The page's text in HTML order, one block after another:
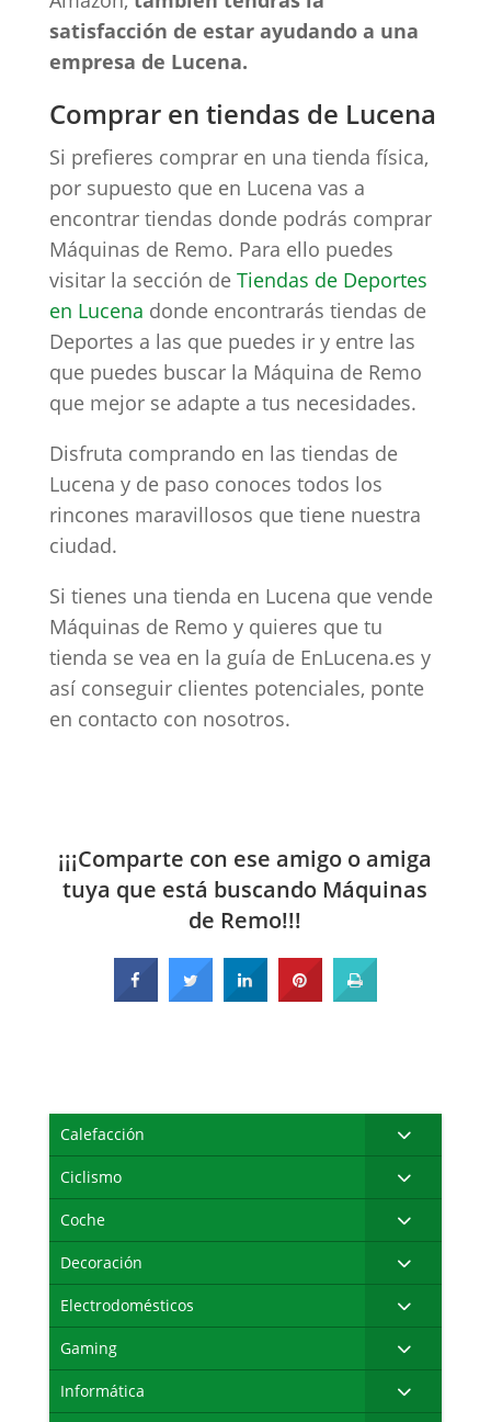
satisfacción de estar ayudando a una
empresa de Lucena.
Comprar en tiendas de Lucena
Si prefieres comprar en una tienda física,
por supuesto que en Lucena vas a
encontrar tiendas donde podrás comprar
Máquinas de Remo. Para ello puedes
visitar la sección de Tiendas de Deportes
en Lucena donde encontrarás tiendas de
Deportes a las que puedes ir y entre las
que puedes buscar la Máquina de Remo
que mejor se adapte a tus necesidades.
Disfruta comprando en las tiendas de
Lucena y de paso conoces todos los
rincones maravillosos que tiene nuestra
ciudad.
Si tienes una tienda en Lucena que vende
Máquinas de Remo y quieres que tu
tienda se vea en la guía de EnLucena.es y
así conseguir clientes potenciales, ponte
en contacto con nosotros.
¡¡¡Comparte con ese amigo o amiga
tuya que está buscando Máquinas
de Remo!!!
Calefacción
Ciclismo
Coche
Decoración
Electrodomésticos
Gaming
Informática